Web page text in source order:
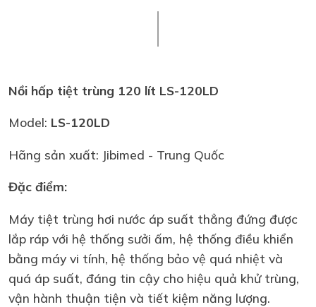
Nồi hấp tiệt trùng 120 lít LS-120LD
Model: LS-120LD
Hãng sản xuất: Jibimed - Trung Quốc
Đặc điểm:
Máy tiệt trùng hơi nước áp suất thẳng đứng được
lắp ráp với hệ thống sưởi ấm, hệ thống điều khiển
bằng máy vi tính, hệ thống bảo vệ quá nhiệt và
quá áp suất, đáng tin cậy cho hiệu quả khử trùng,
vận hành thuận tiện và tiết kiệm năng lượng.